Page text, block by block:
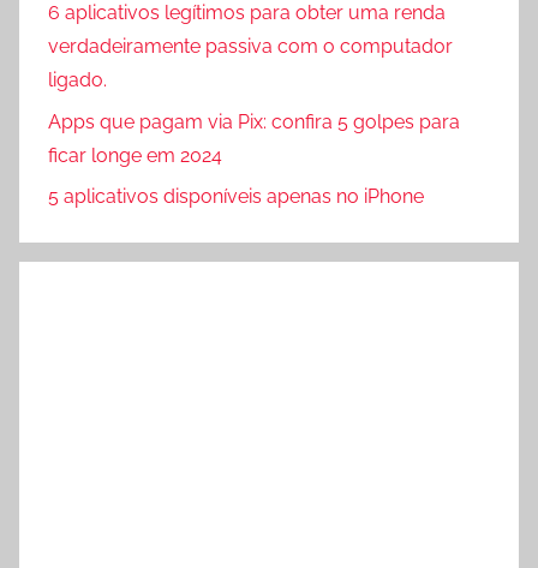
6 aplicativos legítimos para obter uma renda
verdadeiramente passiva com o computador
ligado.
Apps que pagam via Pix: confira 5 golpes para
ficar longe em 2024
5 aplicativos disponíveis apenas no iPhone